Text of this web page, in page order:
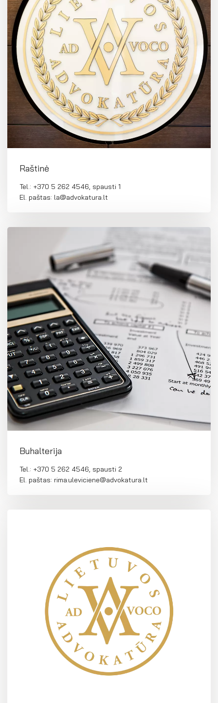
FR
ES
Raštinė
Tel.: +370 5 262 4546, spausti 1
El. paštas: la@advokatura.lt
Buhalterija
Tel.: +370 5 262 4546, spausti 2
El. paštas: rima.uleviciene@advokatura.lt